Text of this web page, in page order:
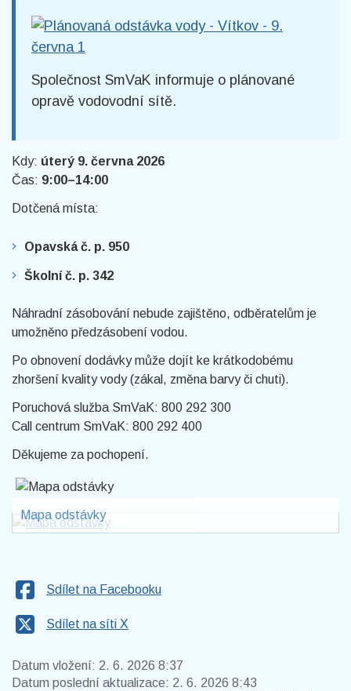
Společnost SmVaK informuje o plánované
opravě vodovodní sítě.
Kdy: úterý 9. června 2026
Čas: 9:00–14:00
Dotčená místa:
Opavská č. p. 950
Školní č. p. 342
Náhradní zásobování nebude zajištěno, odběratelům je
umožněno předzásobení vodou.
Po obnovení dodávky může dojít ke krátkodobému
zhoršení kvality vody (zákal, změna barvy či chuti).
Poruchová služba SmVaK: 800 292 300
Call centrum SmVaK: 800 292 400
Děkujeme za pochopení.
Mapa odstávky
Sdílet na Facebooku
Sdílet na síti X
Datum vložení: 2. 6. 2026 8:37
Datum poslední aktualizace: 2. 6. 2026 8:43